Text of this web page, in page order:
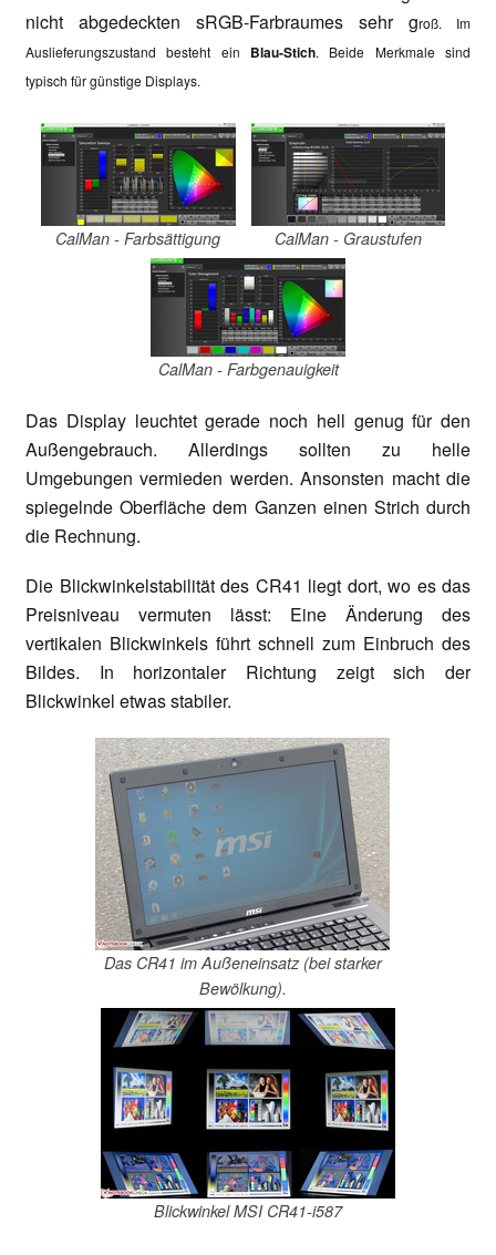
nicht abgedeckten sRGB-Farbraumes sehr groß. Im
Auslieferungszustand besteht ein Blau-Stich. Beide Merkmale sind
typisch für günstige Displays.
CalMan - Farbsättigung CalMan - Graustufen
CalMan - Farbgenauigkeit
Das Display leuchtet gerade noch hell genug für den
Außengebrauch. Allerdings sollten zu helle
Umgebungen vermieden werden. Ansonsten macht die
spiegelnde Oberfläche dem Ganzen einen Strich durch
die Rechnung.
Die Blickwinkelstabilität des CR41 liegt dort, wo es das
Preisniveau vermuten lässt: Eine Änderung des
vertikalen Blickwinkels führt schnell zum Einbruch des
Bildes. In horizontaler Richtung zeigt sich der
Blickwinkel etwas stabiler.
Das CR41 im Außeneinsatz (bei starker
Bewölkung).
Blickwinkel MSI CR41-i587